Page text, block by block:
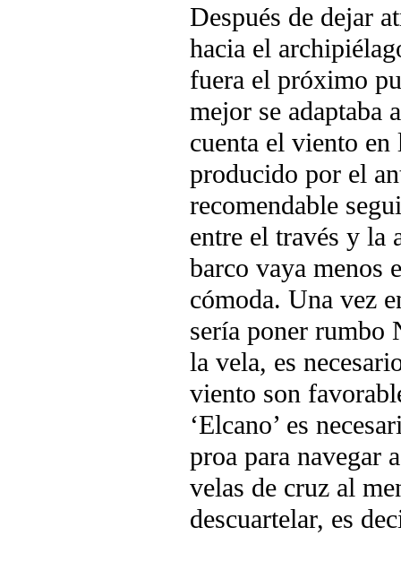
Después de dejar
hacia el
fuera el próximo
mejor se adaptaba
cuenta el viento
producido por el
recomendable
entre el través y la
barco vaya menos
cómoda. Una vez
sería poner rumbo
la vela, es
viento son
‘Elcano’ es
proa para navegar
velas de cruz al
descuartelar, es